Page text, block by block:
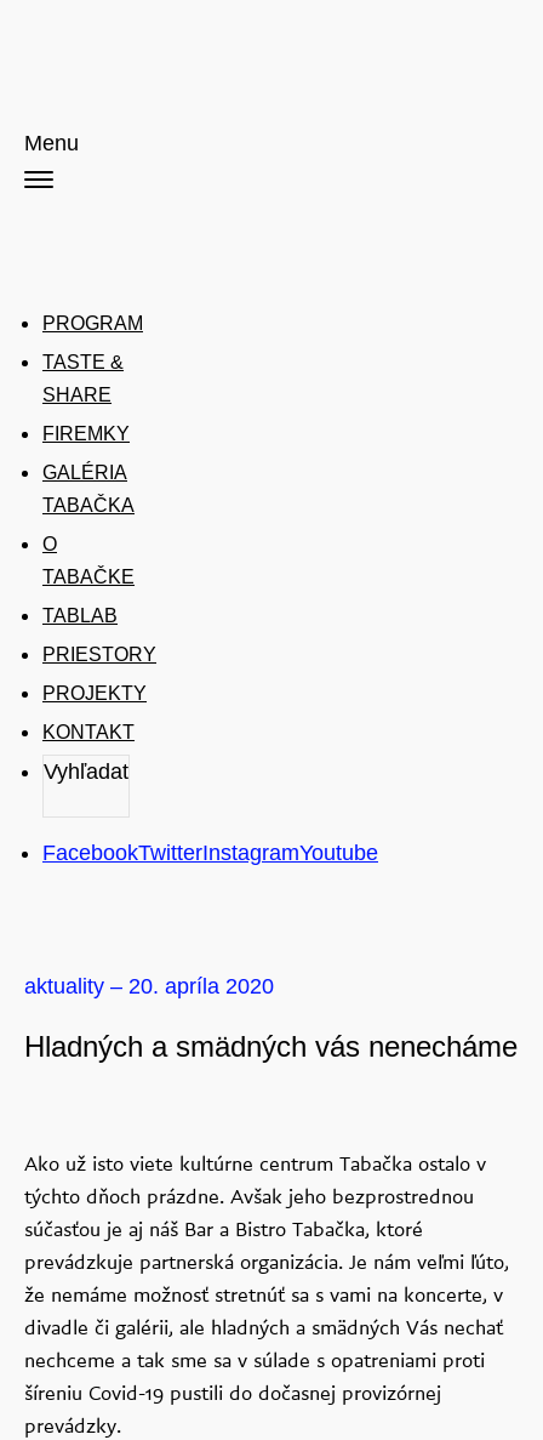
Menu
PROGRAM
TASTE &
SHARE
FIREMKY
GALÉRIA
TABAČKA
O
TABAČKE
TABLAB
PRIESTORY
PROJEKTY
KONTAKT
Vyhľadať
FacebookTwitterInstagramYoutube
aktuality – 20. apríla 2020
Hladných a smädných vás nenecháme
Ako už isto viete kultúrne centrum Tabačka ostalo v
týchto dňoch prázdne. Avšak jeho bezprostrednou
súčasťou je aj náš Bar a Bistro Tabačka, ktoré
prevádzkuje partnerská organizácia. Je nám veľmi ľúto,
že nemáme možnosť stretnúť sa s vami na koncerte, v
divadle či galérii, ale hladných a smädných Vás nechať
nechceme a tak sme sa v súlade s opatreniami proti
šíreniu Covid-19 pustili do dočasnej provizórnej
prevádzky.